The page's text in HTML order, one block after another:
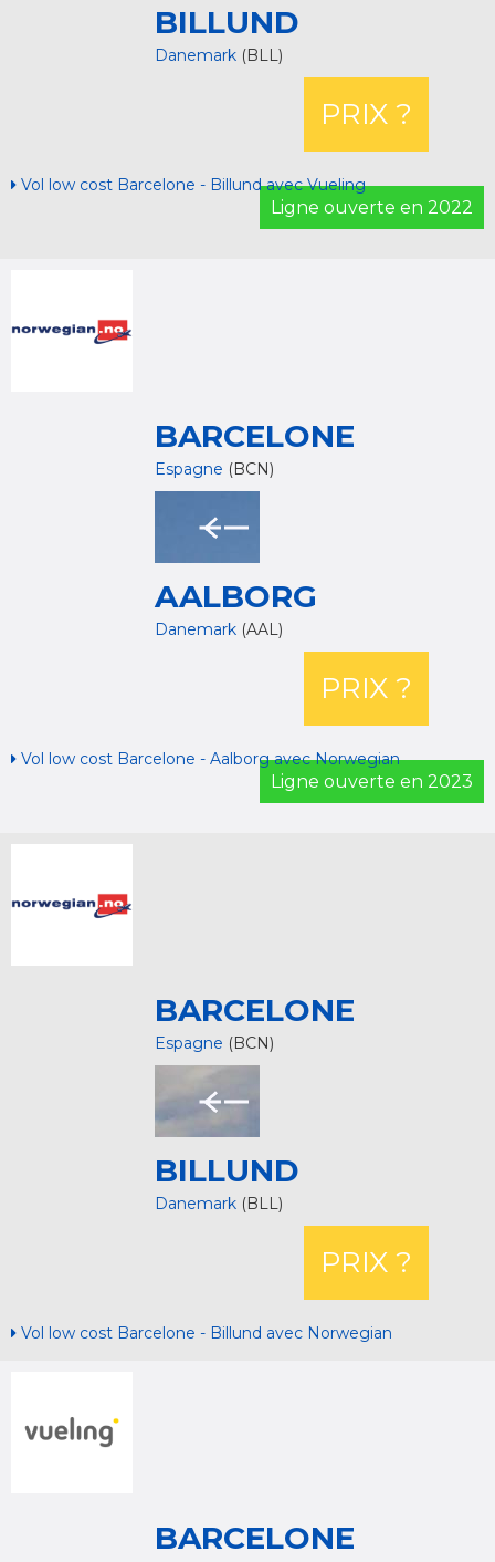
BILLUND
Danemark (BLL)
PRIX ?
Vol low cost Barcelone - Billund avec Vueling
Ligne ouverte en 2022
BARCELONE
Espagne (BCN)
AALBORG
Danemark (AAL)
PRIX ?
Vol low cost Barcelone - Aalborg avec Norwegian
Ligne ouverte en 2023
BARCELONE
Espagne (BCN)
BILLUND
Danemark (BLL)
PRIX ?
Vol low cost Barcelone - Billund avec Norwegian
BARCELONE